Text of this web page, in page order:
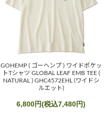
GOHEMP ( ゴーヘンプ ) ワイドポケッ
トTシャツ GLOBAL LEAF EMB TEE (
NATURAL ) GHC4572EHL (ワイドシ
ルエット)
6,800円(税込7,480円)